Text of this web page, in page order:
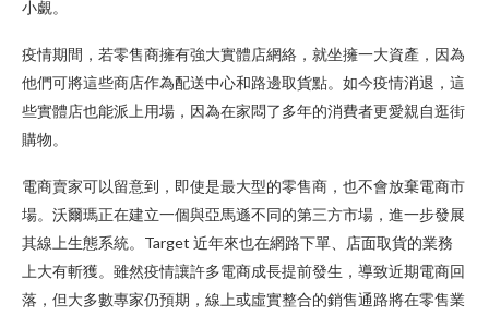
小覷。
疫情期間，若零售商擁有強大實體店網絡，就坐擁一大資產，因為
他們可將這些商店作為配送中心和路邊取貨點。如今疫情消退，這
些實體店也能派上用場，因為在家悶了多年的消費者更愛親自逛街
購物。
電商賣家可以留意到，即使是最大型的零售商，也不會放棄電商市
場。沃爾瑪正在建立一個與亞馬遜不同的第三方市場，進一步發展
其線上生態系統。Target 近年來也在網路下單、店面取貨的業務
上大有斬獲。雖然疫情讓許多電商成長提前發生，導致近期電商回
落，但大多數專家仍預期，線上或虛實整合的銷售通路將在零售業